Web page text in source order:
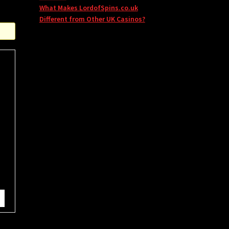
What Makes LordofSpins.co.uk
Different from Other UK Casinos?